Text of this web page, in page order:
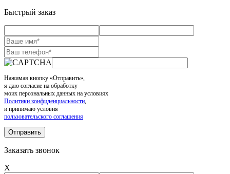
Быстрый заказ
Нажимая кнопку «Отправить»,
я даю согласие на обработку
моих персональных данных на условиях
Политики конфиденциальности,
и принимаю условия
пользовательского соглашения
Заказать звонок
X